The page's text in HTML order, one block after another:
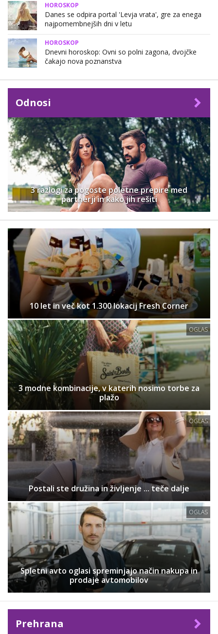
HOROSKOP
Danes se odpira portal 'Levja vrata', gre za enega
najpomembnejših dni v letu
HOROSKOP
Dnevni horoskop: Ovni so polni zagona, dvojčke
čakajo nova poznanstva
Odnosi
3 razlogi za pogoste poletne prepire med
partnerji in kako jih rešiti
10 let in več kot 1.300 lokacij Fresh Corner
OGLAS
3 modne kombinacije, v katerih nosimo torbe za
plažo
OGLAS
Postali ste družina in življenje ... teče dalje
OGLAS
Spletni avto oglasi spreminjajo način nakupa in
prodaje avtomobilov
Prehrana